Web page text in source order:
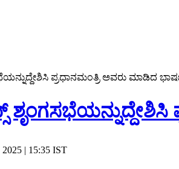
ಪ್ರಧಾನಮಂತ್ರಿ ಅವರು ಮಾಡಿದ
| 15:35 IST